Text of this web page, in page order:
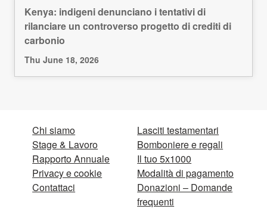
Kenya: indigeni denunciano i tentativi di
rilanciare un controverso progetto di crediti di
carbonio
Thu June 18, 2026
Chi siamo
Stage & Lavoro
Rapporto Annuale
Privacy e cookie
Contattaci
Lasciti testamentari
Bomboniere e regali
Il tuo 5x1000
Modalità di pagamento
Donazioni – Domande
frequenti